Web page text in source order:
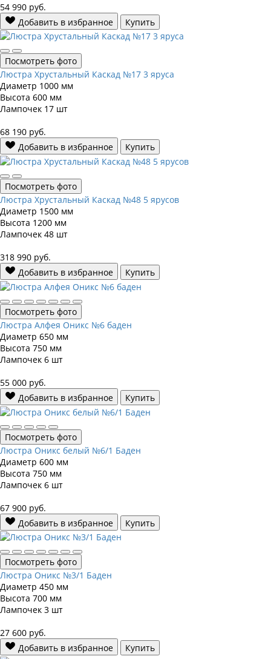
54 990 руб.
Добавить в избранное
Купить
Посмотреть фото
Люстра Хрустальный Каскад №17 3 яруса
Диаметр 1000 мм
Высота 600 мм
Лампочек 17 шт
68 190 руб.
Добавить в избранное
Купить
Посмотреть фото
Люстра Хрустальный Каскад №48 5 ярусов
Диаметр 1500 мм
Высота 1200 мм
Лампочек 48 шт
318 990 руб.
Добавить в избранное
Купить
Посмотреть фото
Люстра Алфея Оникс №6 баден
Диаметр 650 мм
Высота 750 мм
Лампочек 6 шт
55 000 руб.
Добавить в избранное
Купить
Посмотреть фото
Люстра Оникс белый №6/1 Баден
Диаметр 600 мм
Высота 750 мм
Лампочек 6 шт
67 900 руб.
Добавить в избранное
Купить
Посмотреть фото
Люстра Оникс №3/1 Баден
Диаметр 450 мм
Высота 700 мм
Лампочек 3 шт
27 600 руб.
Добавить в избранное
Купить